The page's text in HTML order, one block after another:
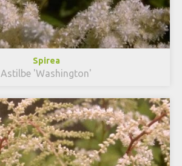
Spirea
Astilbe 'Washington'